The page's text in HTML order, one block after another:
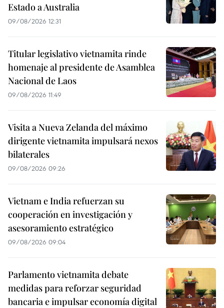
Estado a Australia
09/08/2026 12:31
Titular legislativo vietnamita rinde
homenaje al presidente de Asamblea
Nacional de Laos
09/08/2026 11:49
Visita a Nueva Zelanda del máximo
dirigente vietnamita impulsará nexos
bilaterales
09/08/2026 09:26
Vietnam e India refuerzan su
cooperación en investigación y
asesoramiento estratégico
09/08/2026 09:04
Parlamento vietnamita debate
medidas para reforzar seguridad
bancaria e impulsar economía digital